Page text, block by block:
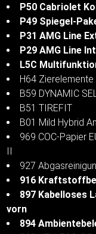
P50 Cabriolet
P49 Spiegel-
P31 AMG Line
P29 AMG Line
L5C
H64
B59 DYNAMIC
B51 TIREFIT
B01 Mild Hybrid
969 COC-Papier
II
927
916
897 Kabelloses
vorn
894